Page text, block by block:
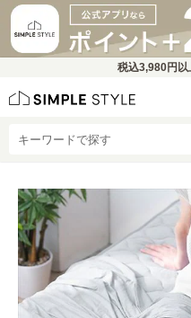
税込3,980円